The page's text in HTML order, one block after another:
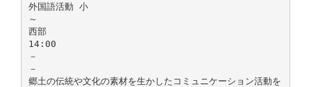
外国語活動 小
～
西部
14:00
－
－
郷土の伝統や文化の素材を生かしたコミュニケーション活動を